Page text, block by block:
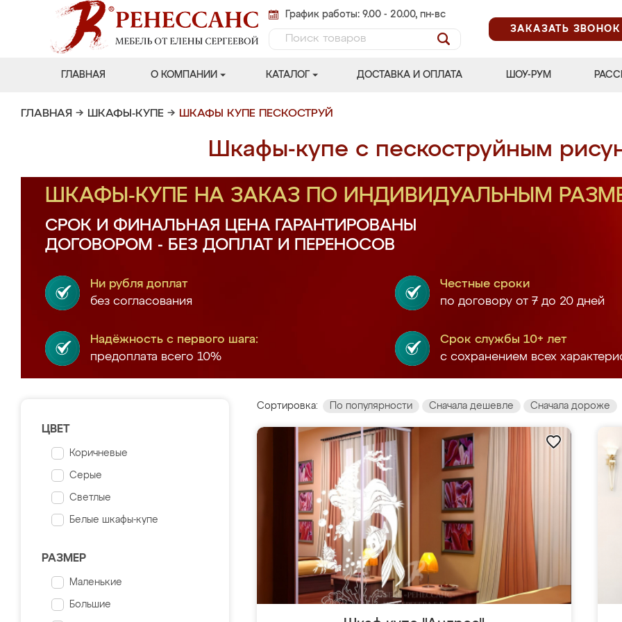
График работы: 9.00 - 20.00, пн-вс
ЗАКАЗАТЬ ЗВОНОК
ГЛАВНАЯ О КОМПАНИИ КАТАЛОГ ДОСТАВКА И ОПЛАТА ШОУ-РУМ
ГЛАВНАЯ → ШКАФЫ-КУПЕ → ШКАФЫ КУПЕ ПЕСКОСТРУЙ
Шкафы-купе с пескоструйным
ШКАФЫ-КУПЕ НА ЗАКАЗ ПО ИНДИВИДУАЛЬНЫМ
СРОК И ФИНАЛЬНАЯ ЦЕНА ГАРАНТИРОВАНЫ
ДОГОВОРОМ - БЕЗ ДОПЛАТ И ПЕРЕНОСОВ
Ни рубля доплат
без согласования
Честные сроки
по договору от 7 до 20 дней
Надёжность с первого шага:
предоплата всего 10%
Срок службы 10+ лет
с сохранением всех
ЦВЕТ
Коричневые
Серые
Светлые
Белые шкафы-купе
РАЗМЕР
Маленькие
Большие
Сортировка: По популярности Сначала дешевле Сначала дороже